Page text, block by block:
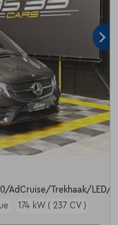
AdCruise/Trekhaak/LED/
174 kW ( 237 CV )